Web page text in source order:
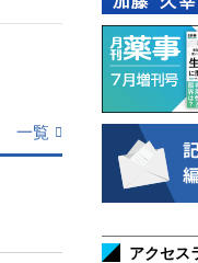
一覧
アクセス